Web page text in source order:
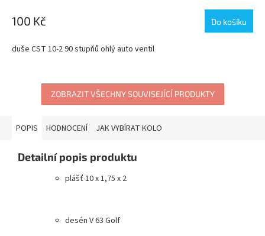
produktu
je
z
100 Kč Do košíku
duše CST 10-2 90 stupňů ohlý auto ventil
ZOBRAZIT VŠECHNY SOUVISEJÍCÍ PRODUKTY
POPIS HODNOCENÍ JAK VYBÍRAT KOLO
Detailní popis produktu
plášť 10 x 1,75 x 2
desén V 63 Golf